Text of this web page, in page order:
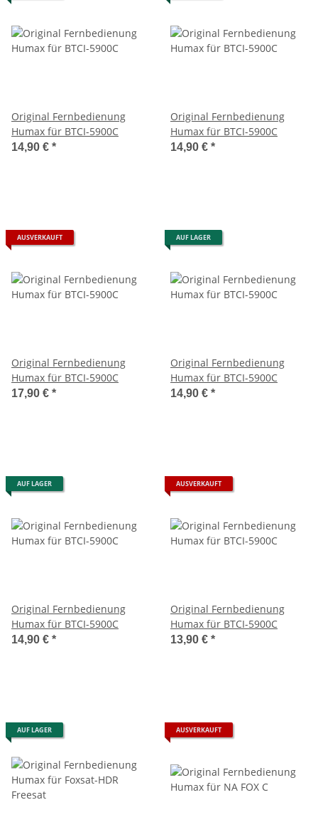
Original Fernbedienung
Humax für BTCI-5900C
14,90 € *
Original Fernbedienung
Humax für BTCI-5900C
14,90 € *
AUSVERKAUFT
Original Fernbedienung
Humax für BTCI-5900C
17,90 € *
AUF LAGER
Original Fernbedienung
Humax für BTCI-5900C
14,90 € *
AUF LAGER
Original Fernbedienung
Humax für BTCI-5900C
14,90 € *
AUSVERKAUFT
Original Fernbedienung
Humax für BTCI-5900C
13,90 € *
AUF LAGER AUSVERKAUFT